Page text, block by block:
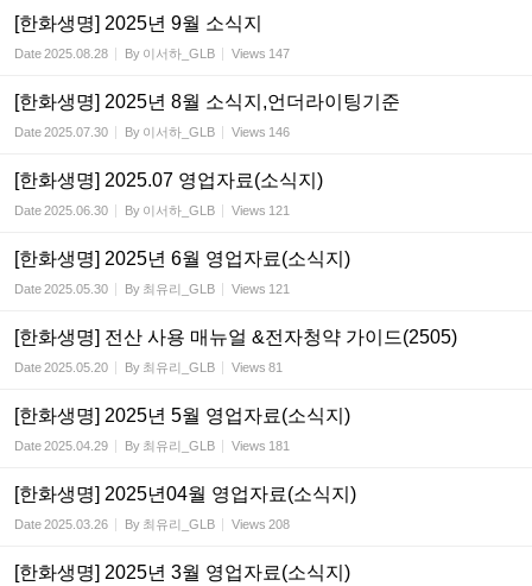
[한화생명] 2025년 9월 소식지
Date2025.08.28 By 이서하_GLB Views 147
[한화생명] 2025년 8월 소식지,언더라이팅기준
Date2025.07.30 By 이서하_GLB Views 146
[한화생명] 2025.07 영업자료(소식지)
Date2025.06.30 By 이서하_GLB Views 121
[한화생명] 2025년 6월 영업자료(소식지)
Date2025.05.30 By 최유리_GLB Views 121
[한화생명] 전산 사용 매뉴얼 &전자청약 가이드(2505)
Date2025.05.20 By 최유리_GLB Views 81
[한화생명] 2025년 5월 영업자료(소식지)
Date2025.04.29 By 최유리_GLB Views 181
[한화생명] 2025년04월 영업자료(소식지)
Date2025.03.26 By 최유리_GLB Views 208
[한화생명] 2025년 3월 영업자료(소식지)